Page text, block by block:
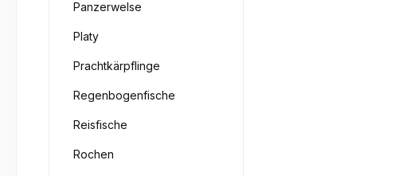
Panzerwelse
Platy
Prachtkärpflinge
Regenbogenfische
Reisfische
Rochen